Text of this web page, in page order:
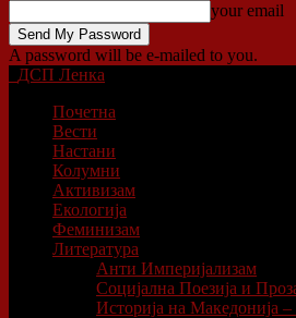
your email
A password will be e-mailed to you.
ДСП Ленка
Почетна
Вести
Настани
Колумни
Активизам
Екологија
Феминизам
Литература
Анти Империјализам
Социјална Поезија и
Историја на Македонија